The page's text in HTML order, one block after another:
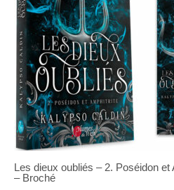
Les dieux oubliés – 2. Poséidon
– Broché